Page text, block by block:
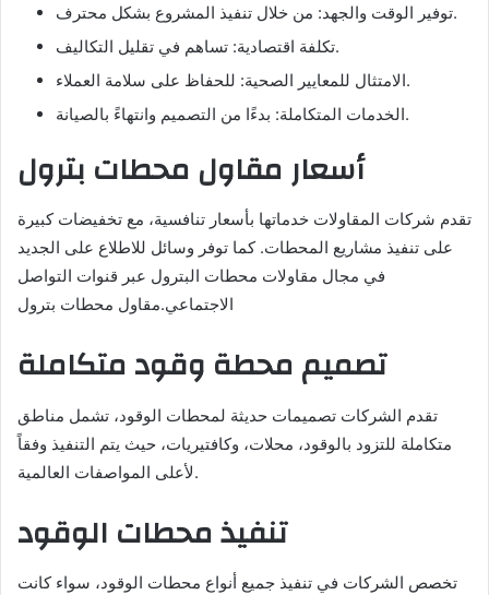
توفير الوقت والجهد: من خلال تنفيذ المشروع بشكل محترف.
تكلفة اقتصادية: تساهم في تقليل التكاليف.
الامتثال للمعايير الصحية: للحفاظ على سلامة العملاء.
الخدمات المتكاملة: بدءًا من التصميم وانتهاءً بالصيانة.
أسعار مقاول محطات بترول
تقدم شركات المقاولات خدماتها بأسعار تنافسية، مع تخفيضات كبيرة
على تنفيذ مشاريع المحطات. كما توفر وسائل للاطلاع على الجديد
في مجال مقاولات محطات البترول عبر قنوات التواصل
الاجتماعي.مقاول محطات بترول
تصميم محطة وقود متكاملة
تقدم الشركات تصميمات حديثة لمحطات الوقود، تشمل مناطق
متكاملة للتزود بالوقود، محلات، وكافتيريات، حيث يتم التنفيذ وفقاً
لأعلى المواصفات العالمية.
تنفيذ محطات الوقود
تخصص الشركات في تنفيذ جميع أنواع محطات الوقود، سواء كانت